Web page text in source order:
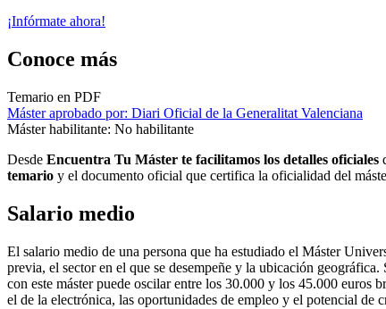
¡Infórmate ahora!
Conoce más
Temario en PDF
Máster aprobado por: Diari Oficial de la Generalitat Valenciana
Máster habilitante: No habilitante
Desde Encuentra Tu Máster te facilitamos los detalles oficiales
temario y el documento oficial que certifica la oficialidad del
Salario medio
El salario medio de una persona que ha estudiado el Máster
previa, el sector en el que se desempeñe y la ubicación
con este máster puede oscilar entre los 30.000 y los 45.000 euros
el de la electrónica, las oportunidades de empleo y el potencial de